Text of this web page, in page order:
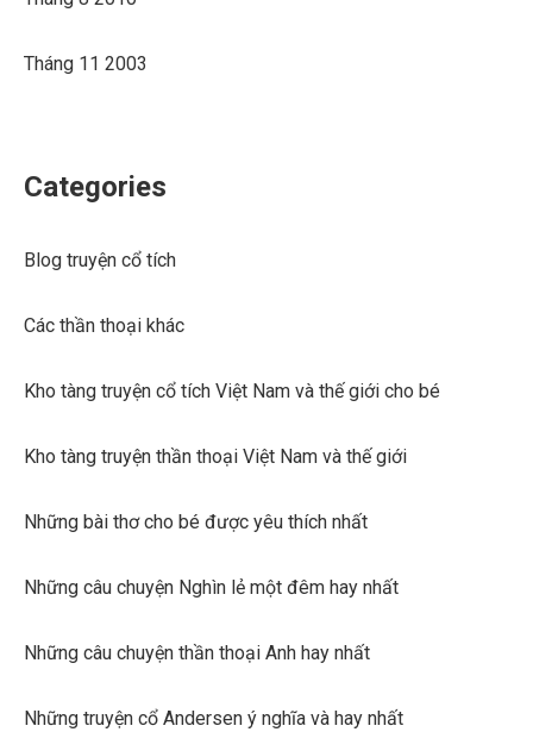
Tháng 11 2003
Categories
Blog truyện cổ tích
Các thần thoại khác
Kho tàng truyện cổ tích Việt Nam và thế giới cho bé
Kho tàng truyện thần thoại Việt Nam và thế giới
Những bài thơ cho bé được yêu thích nhất
Những câu chuyện Nghìn lẻ một đêm hay nhất
Những câu chuyện thần thoại Anh hay nhất
Những truyện cổ Andersen ý nghĩa và hay nhất